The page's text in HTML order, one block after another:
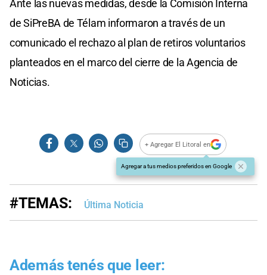
Ante las nuevas medidas, desde la Comisión Interna
de SiPreBA de Télam informaron a través de un
comunicado el rechazo al plan de retiros voluntarios
planteados en el marco del cierre de la Agencia de
Noticias.
+ Agregar El Litoral en
Agregar a tus medios preferidos en Google
#TEMAS: Última Noticia
Además tenés que leer: